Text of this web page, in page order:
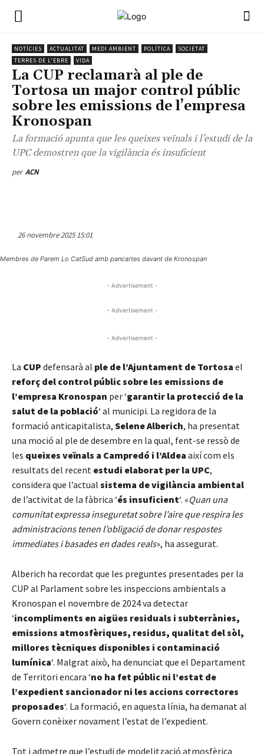
NOTÍCIES ACTUALITAT MEDI AMBIENT POLÍTICA
SOCIETAT
TERRES DE L'EBRE
VIDA
La CUP reclamarà al ple de
Tortosa un major control públic
sobre les emissions de l’empresa
Kronospan
La formació apunta que les queixes veïnals i l'estudi de la
UPC demostren que la vigilància és insuficient
per ACN
26 novembre 2025 15:01
Membres de Parem Lo CatSud amb pancartes davant de Kronospan
- Advertisement -
- Advertisement -
- Advertisement -
La CUP defensarà al ple de l’Ajuntament de Tortosa el
reforç del control públic sobre les emissions de
l’empresa Kronospan per ‘garantir la protecció de la
salut de la població‘ al municipi. La regidora de la
formació anticapitalista, Selene Alberich, ha presentat
una moció al ple de desembre en la qual, fent-se ressò de
les queixes veïnals a Campredó i l’Aldea així com els
resultats del recent estudi elaborat per la UPC,
considera que l’actual sistema de vigilància ambiental
de l’activitat de la fàbrica ‘és insuficient‘. «Quan una
comunitat expressa inseguretat sobre l’aire que respira les
administracions tenen l’obligació de donar respostes
immediates i basades en dades reals», ha assegurat.
Alberich ha recordat que les preguntes presentades per la
CUP al Parlament sobre les inspeccions ambientals a
Kronospan el novembre de 2024 va detectar
‘incompliments en aigües residuals i subterrànies,
emissions atmosfèriques, residus, qualitat del sòl,
millores tècniques disponibles i contaminació
lumínica‘. Malgrat això, ha denunciat que el Departament
de Territori encara ‘no ha fet públic ni l’estat de
l’expedient sancionador ni les accions correctores
proposades‘. La formació, en aquesta línia, ha demanat al
Govern conèixer novament l’estat de l’expedient.
Tot i admetre que l’estudi de modelització atmosfèrica